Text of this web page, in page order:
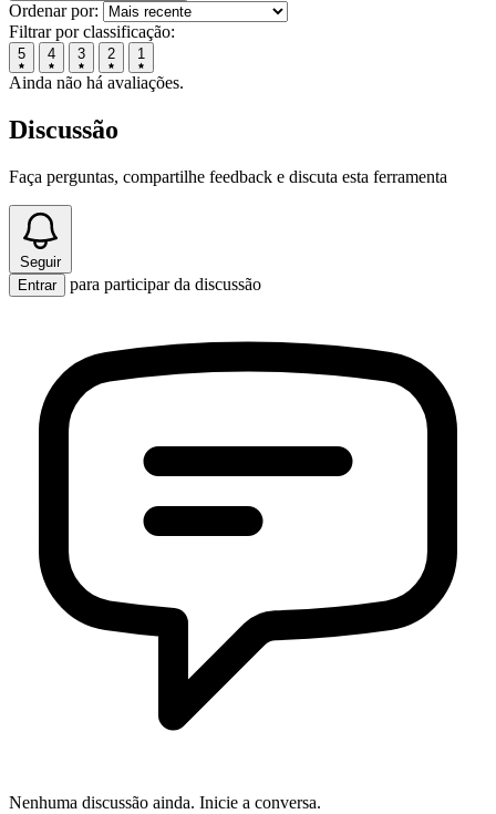
Ordenar por:
Filtrar por classificação:
5 4 3 2 1
Ainda não há avaliações.
Discussão
Faça perguntas, compartilhe feedback e discuta esta ferramenta
Seguir
Entrar
para participar da discussão
Nenhuma discussão ainda. Inicie a conversa.